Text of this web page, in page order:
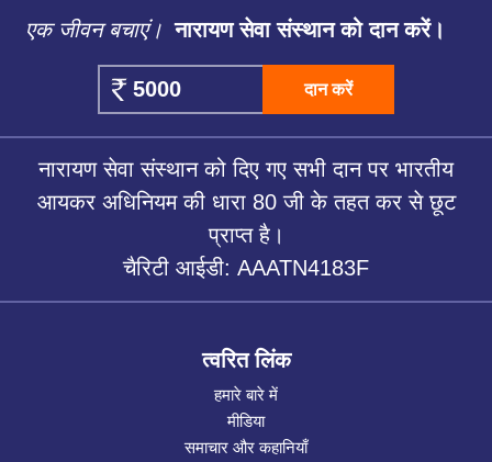
एक जीवन बचाएं। नारायण सेवा संस्थान को दान करें।
दान करें
नारायण सेवा संस्थान को दिए गए सभी दान पर भारतीय
आयकर अधिनियम की धारा 80 जी के तहत कर से छूट
प्राप्त है।
चैरिटी आईडी: AAATN4183F
त्वरित लिंक
हमारे बारे में
मीडिया
समाचार और कहानियाँ